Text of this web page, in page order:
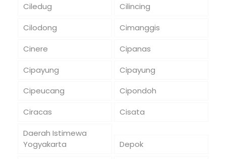
Ciledug
Cilincing
Cilodong
Cimanggis
Cinere
Cipanas
Cipayung
Cipayung
Cipeucang
Cipondoh
Ciracas
Cisata
Daerah Istimewa
Yogyakarta
Depok